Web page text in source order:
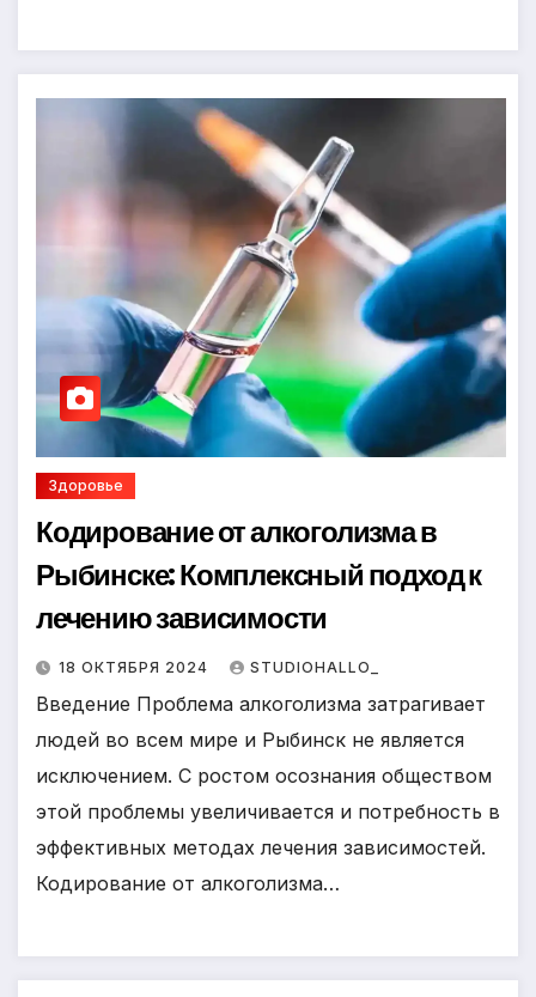
Здоровье
Кодирование от алкоголизма в
Рыбинске: Комплексный подход к
лечению зависимости
18 ОКТЯБРЯ 2024 STUDIOHALLO_
Введение Проблема алкоголизма затрагивает
людей во всем мире и Рыбинск не является
исключением. С ростом осознания обществом
этой проблемы увеличивается и потребность в
эффективных методах лечения зависимостей.
Кодирование от алкоголизма…